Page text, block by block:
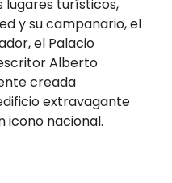
lugares turísticos,
y su campanario, el
el Palacio
Alberto
creada
extravagante
icono nacional.